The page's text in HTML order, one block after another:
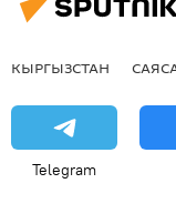
КЫРГЫЗСТАН
Telegram